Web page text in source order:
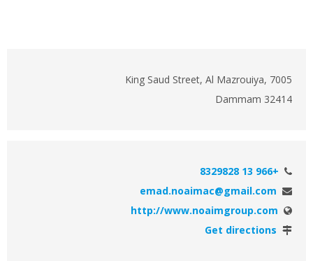
King Saud Street, Al Mazrouiya, 7005
Dammam 32414
+966 13 8329828
emad.noaimac@gmail.com
http://www.noaimgroup.com
Get directions